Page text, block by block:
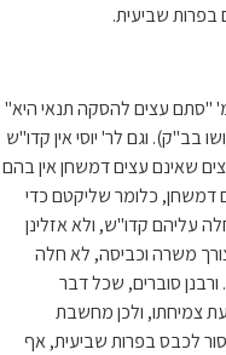
בפרות שביעית.
"סתם עצים להסקה תנאי היא"
בב"ק). וגם לר' יוסי אין קדו"ש
שאינם עצים דמשחן אין בהם
דמשחן, כלומר שליקטם כדי
עליהם קדו"ש, ולא אזלינן
משרה וכביסה, לא חלה
סוברים, שכל דבר
צמיחתו, ולכן מחשבת
לכבס בפרות שביעית, אף